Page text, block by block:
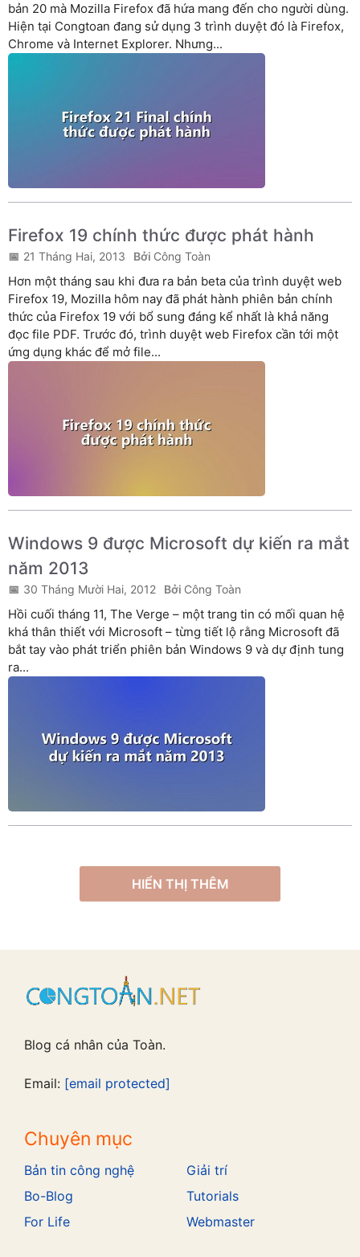
bản 20 mà Mozilla Firefox đã hứa mang đến cho người dùng.
Hiện tại Congtoan đang sử dụng 3 trình duyệt đó là Firefox,
Chrome và Internet Explorer. Nhưng...
Firefox 19 chính thức được phát hành
21 Tháng Hai, 2013 Công Toàn
Hơn một tháng sau khi đưa ra bản beta của trình duyệt web
Firefox 19, Mozilla hôm nay đã phát hành phiên bản chính
thức của Firefox 19 với bổ sung đáng kể nhất là khả năng
đọc file PDF. Trước đó, trình duyệt web Firefox cần tới một
ứng dụng khác để mở file...
Windows 9 được Microsoft dự kiến ra mắt
năm 2013
30 Tháng Mười Hai, 2012 Công Toàn
Hồi cuối tháng 11, The Verge – một trang tin có mối quan hệ
khá thân thiết với Microsoft – từng tiết lộ rằng Microsoft đã
bắt tay vào phát triển phiên bản Windows 9 và dự định tung
ra...
HIỂN THỊ THÊM
Blog cá nhân của Toàn.
Email: [email protected]
Chuyên mục
Bản tin công nghệ
Bo-Blog
For Life
Giải trí
Tutorials
Webmaster